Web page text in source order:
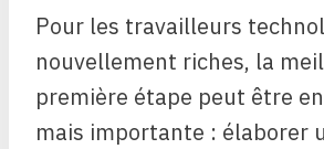
Pour les travailleurs
nouvellement riches, la
première étape peut être
mais importante : élaborer